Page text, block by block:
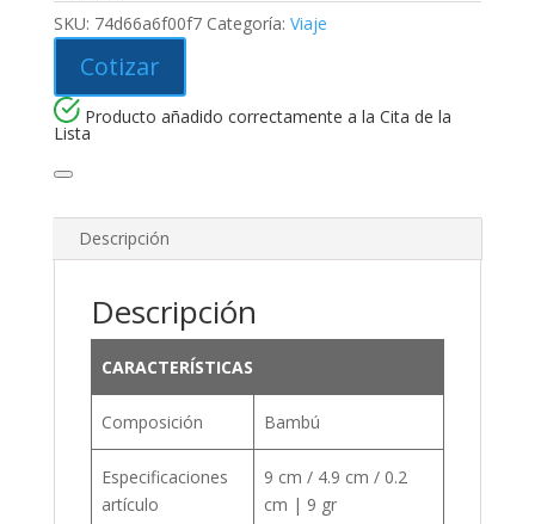
SKU: 74d66a6f00f7 Categoría: Viaje
Cotizar
Producto añadido correctamente a la Cita de la
Lista
Descripción
Descripción
CARACTERÍSTICAS
Composición Bambú
Especificaciones
artículo
9 cm / 4.9 cm / 0.2
cm | 9 gr